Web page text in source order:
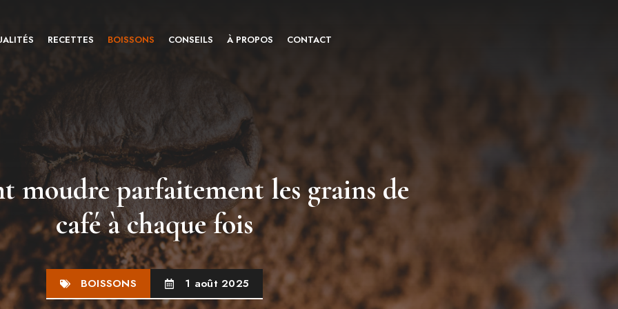
RECETTES BOISSONS CONSEILS À PROPOS CONTACT
moudre parfaitement les grains de
café à chaque fois
BOISSONS 1 août 2025